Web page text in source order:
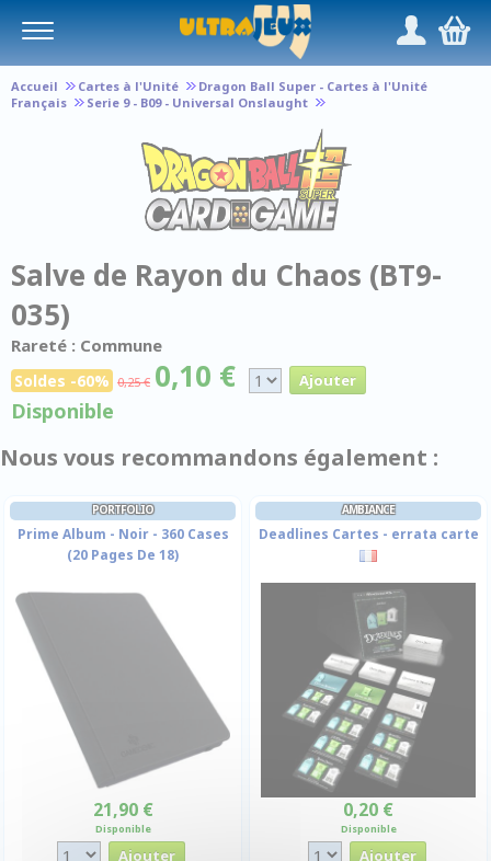
/,
Accueil Cartes à l'Unité
Dragon Ball Super - Cartes à l'Unité
Français
Serie 9 - B09 - Universal Onslaught
Salve de Rayon du Chaos (BT9-
035)
Rareté : Commune
Soldes -60% 0,25 € 0,10 €
Disponible
Nous vous recommandons également :
PORTFOLIO
Prime Album - Noir - 360 Cases
(20 Pages De 18)
21,90 €
Disponible
AMBIANCE
Deadlines Cartes - errata carte
0,20 €
Disponible